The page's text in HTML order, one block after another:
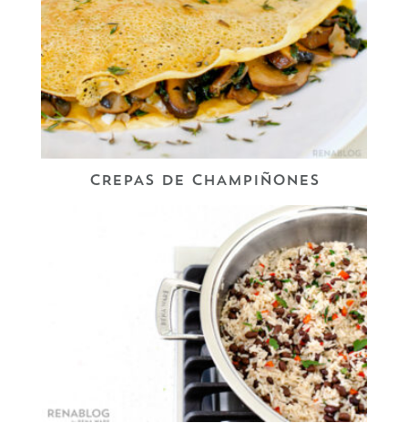
CREPAS DE CHAMPIÑONES